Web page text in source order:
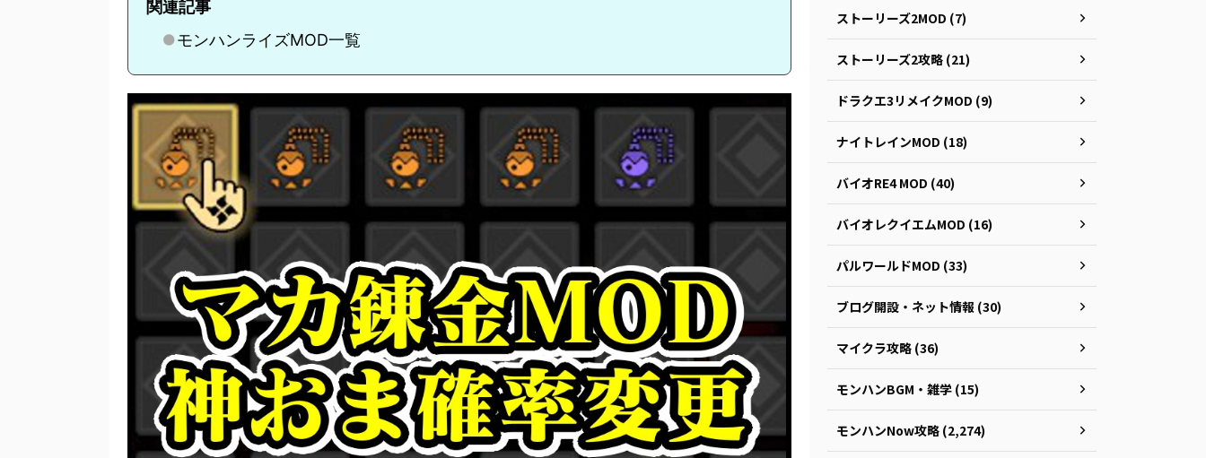
関連記事
モンハンライズMOD一覧
ストーリーズ2MOD (7)
ストーリーズ2攻略 (21)
ドラクエ3リメイクMOD (9)
ナイトレインMOD (18)
バイオRE4 MOD (40)
バイオレクイエムMOD (16)
パルワールドMOD (33)
ブログ開設・ネット情報 (30)
マイクラ攻略 (36)
モンハンBGM・雑学 (15)
モンハンNow攻略 (2,274)